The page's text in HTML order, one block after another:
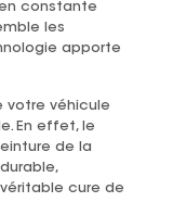
constante
les
apporte
votre véhicule
En effet, le
de la
cure de